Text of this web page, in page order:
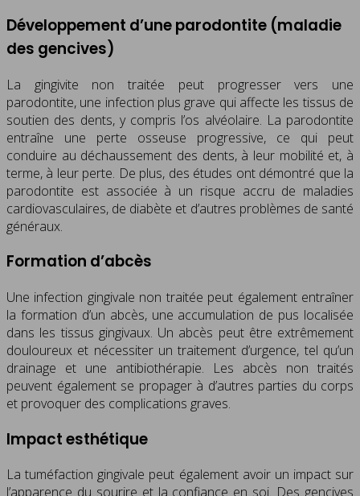
Développement d’une parodontite (maladie
des gencives)
La gingivite non traitée peut progresser vers une
parodontite, une infection plus grave qui affecte les tissus de
soutien des dents, y compris l’os alvéolaire. La parodontite
entraîne une perte osseuse progressive, ce qui peut
conduire au déchaussement des dents, à leur mobilité et, à
terme, à leur perte. De plus, des études ont démontré que la
parodontite est associée à un risque accru de maladies
cardiovasculaires, de diabète et d’autres problèmes de santé
généraux.
Formation d’abcès
Une infection gingivale non traitée peut également entraîner
la formation d’un abcès, une accumulation de pus localisée
dans les tissus gingivaux. Un abcès peut être extrêmement
douloureux et nécessiter un traitement d’urgence, tel qu’un
drainage et une antibiothérapie. Les abcès non traités
peuvent également se propager à d’autres parties du corps
et provoquer des complications graves.
Impact esthétique
La tuméfaction gingivale peut également avoir un impact sur
l’apparence du sourire et la confiance en soi. Des gencives